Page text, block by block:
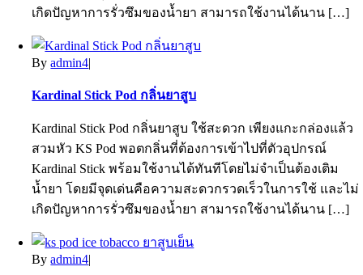
เกิดปัญหาการรั่วซึมของน้ำยา สามารถใช้งานได้นาน […]
Byadmin4|
Kardinal Stick Pod กลิ่นยาสูบ
Kardinal Stick Pod กลิ่นยาสูบ ใช้สะดวก เพียงแกะกล่องแล้ว
สวมหัว KS Pod พอตกลิ่นที่ต้องการเข้าไปที่ตัวอุปกรณ์
Kardinal Stick พร้อมใช้งานได้ทันทีโดยไม่จำเป็นต้องเติม
น้ำยา โดยมีจุดเด่นคือความสะดวกรวดเร็วในการใช้ และไม่
เกิดปัญหาการรั่วซึมของน้ำยา สามารถใช้งานได้นาน […]
Byadmin4|